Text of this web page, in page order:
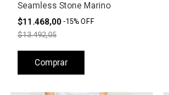
Seamless Stone Marino
$11.468,00 -15% OFF
$13.492,05
Comprar